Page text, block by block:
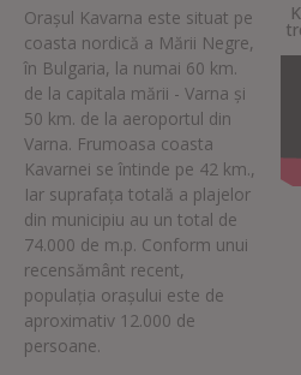
Orașul Kavarna este situat pe
coasta nordică a Mării Negre,
în Bulgaria, la numai 60 km.
de la capitala mării - Varna și
50 km. de la aeroportul din
Varna. Frumoasa coasta
Kavarnei se întinde pe 42 km.,
Iar suprafața totală a plajelor
din municipiu au un total de
74.000 de m.p. Conform unui
recensământ recent,
populația orașului este de
aproximativ 12.000 de
persoane.